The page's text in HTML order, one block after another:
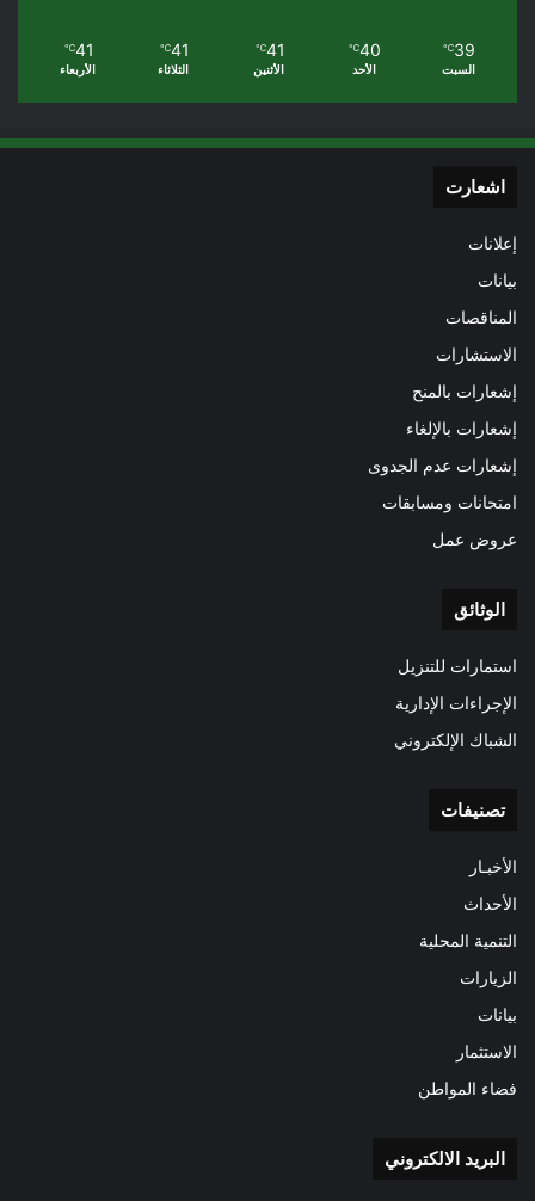
39
℃
السبت
40
℃
الأحد
41
℃
الأثنين
41
℃
الثلاثاء
41
℃
الأربعاء
اشعارت
إعلانات
بيانات
المناقصات
الاستشارات
إشعارات بالمنح
إشعارات بالإلغاء
إشعارات عدم الجدوى
امتحانات ومسابقات
عروض عمل
الوثائق
استمارات للتنزيل
الإجراءات الإدارية
الشباك الإلكتروني
تصنيفات
الأخبـار
الأحداث
التنمية المحلية
الزيارات
بيانات
الاستثمار
فضاء المواطن
البريد الالكتروني